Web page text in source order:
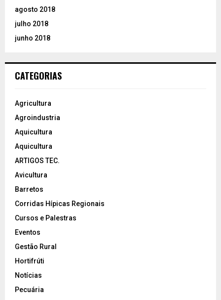
agosto 2018
julho 2018
junho 2018
CATEGORIAS
Agricultura
Agroindustria
Aquicultura
Aquicultura
ARTIGOS TEC.
Avicultura
Barretos
Corridas Hípicas Regionais
Cursos e Palestras
Eventos
Gestão Rural
Hortifrúti
Notícias
Pecuária